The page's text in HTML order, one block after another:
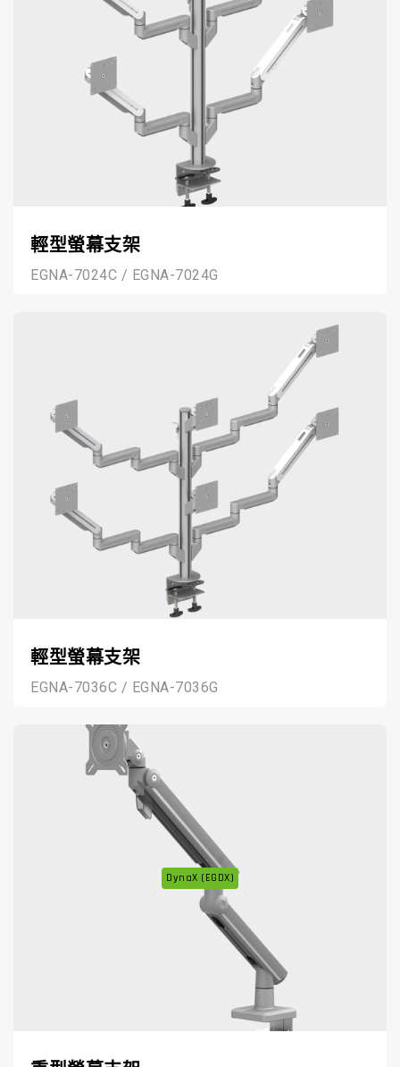
輕型螢幕支架
EGNA-7024C / EGNA-7024G
輕型螢幕支架
EGNA-7036C / EGNA-7036G
DynaX (EGDX)